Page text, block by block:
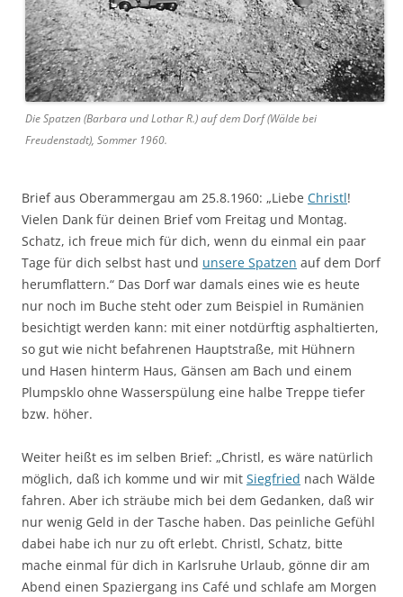
Die Spatzen (Barbara und Lothar R.) auf dem Dorf (Wälde bei
Freudenstadt), Sommer 1960.
Brief aus Oberammergau am 25.8.1960: „Liebe Christl!
Vielen Dank für deinen Brief vom Freitag und Montag.
Schatz, ich freue mich für dich, wenn du einmal ein paar
Tage für dich selbst hast und unsere Spatzen auf dem Dorf
herumflattern.“ Das Dorf war damals eines wie es heute
nur noch im Buche steht oder zum Beispiel in Rumänien
besichtigt werden kann: mit einer notdürftig asphaltierten,
so gut wie nicht befahrenen Hauptstraße, mit Hühnern
und Hasen hinterm Haus, Gänsen am Bach und einem
Plumpsklo ohne Wasserspülung eine halbe Treppe tiefer
bzw. höher.
Weiter heißt es im selben Brief: „Christl, es wäre natürlich
möglich, daß ich komme und wir mit Siegfried nach Wälde
fahren. Aber ich sträube mich bei dem Gedanken, daß wir
nur wenig Geld in der Tasche haben. Das peinliche Gefühl
dabei habe ich nur zu oft erlebt. Christl, Schatz, bitte
mache einmal für dich in Karlsruhe Urlaub, gönne dir am
Abend einen Spaziergang ins Café und schlafe am Morgen